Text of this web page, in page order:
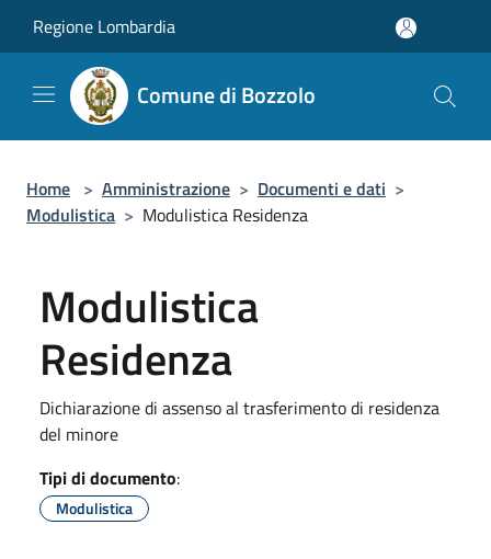
Regione Lombardia
Comune di Bozzolo
Home > Amministrazione > Documenti e dati >
Modulistica > Modulistica Residenza
Modulistica
Residenza
Dichiarazione di assenso al trasferimento di residenza
del minore
Tipi di documento:
Modulistica